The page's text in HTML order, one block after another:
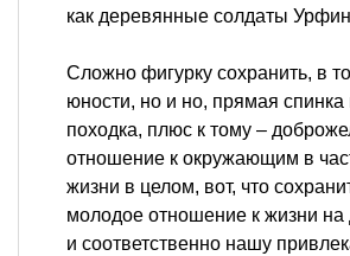
как деревянные солдаты
Сложно фигурку сохранить, в
юности, но и но, прямая спинка
походка, плюс к тому –
отношение к окружающим в
жизни в целом, вот, что
молодое отношение к жизни на
и соответственно нашу